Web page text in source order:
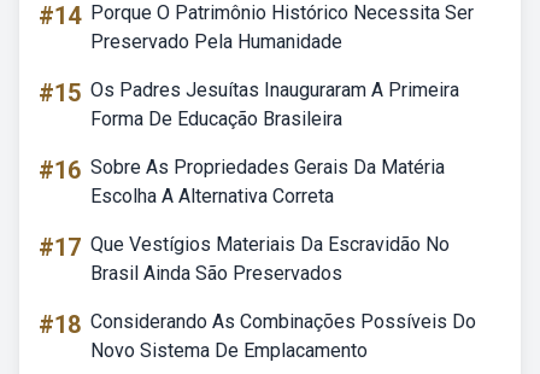
#14 Porque O Patrimônio Histórico Necessita Ser
Preservado Pela Humanidade
#15 Os Padres Jesuítas Inauguraram A Primeira
Forma De Educação Brasileira
#16 Sobre As Propriedades Gerais Da Matéria
Escolha A Alternativa Correta
#17 Que Vestígios Materiais Da Escravidão No
Brasil Ainda São Preservados
#18 Considerando As Combinações Possíveis Do
Novo Sistema De Emplacamento